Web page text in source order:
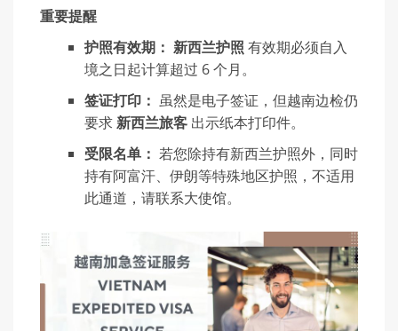
重要提醒
护照有效期： 新西兰护照 有效期必须自入
境之日起计算超过 6 个月。
签证打印： 虽然是电子签证，但越南边检仍
要求新西兰旅客 出示纸本打印件。
受限名单： 若您除持有新西兰护照外，同时
持有阿富汗、伊朗等特殊地区护照，不适用
此通道，请联系大使馆。